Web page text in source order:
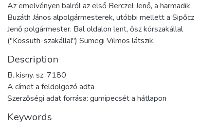
Az emelvényen balról az első Berczel Jenő, a harmadik
Buzáth János alpolgármesterek, utóbbi mellett a Sipőcz
Jenő polgármester. Bal oldalon lent, ősz körszakállal
("Kossuth-szakállal") Sümegi Vilmos látszik.
Description
B. kisny. sz. 7180
A címet a feldolgozó adta
Szerzőségi adat forrása: gumipecsét a hátlapon
Keywords